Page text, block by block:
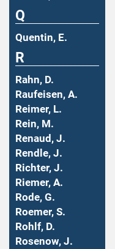
Q
Quentin, E.
R
Rahn, D.
Raufeisen, A.
Reimer, L.
Rein, M.
Renaud, J.
Rendle, J.
Richter, J.
Riemer, A.
Rode, G.
Roemer, S.
Rohlf, D.
Rosenow, J.